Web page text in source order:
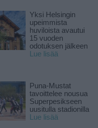
Yksi Helsingin
upeimmista
huviloista avautui
15 vuoden
odotuksen jälkeen
Lue lisää
Puna-Mustat
tavoittelee nousua
Superpesikseen
uusitulla stadionilla
Lue lisää